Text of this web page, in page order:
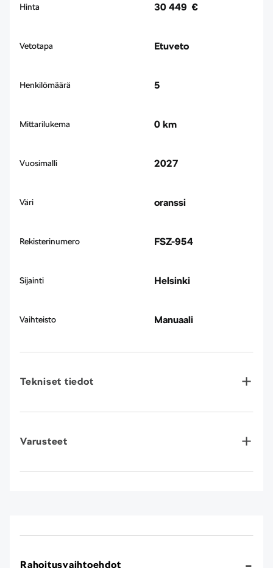
Hinta 30 449 €
Vetotapa Etuveto
Henkilömäärä 5
Mittarilukema 0 km
Vuosimalli 2027
Väri oranssi
Rekisterinumero FSZ-954
Sijainti Helsinki
Vaihteisto Manuaali
Tekniset tiedot
Varusteet
Rahoitusvaihtoehdot